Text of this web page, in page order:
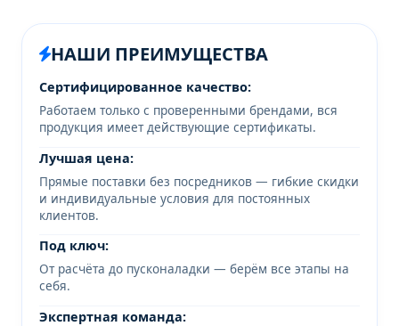
НАШИ ПРЕИМУЩЕСТВА
Сертифицированное качество:
Работаем только с проверенными брендами, вся
продукция имеет действующие сертификаты.
Лучшая цена:
Прямые поставки без посредников — гибкие скидки
и индивидуальные условия для постоянных
клиентов.
Под ключ:
От расчёта до пусконаладки — берём все этапы на
себя.
Экспертная команда: